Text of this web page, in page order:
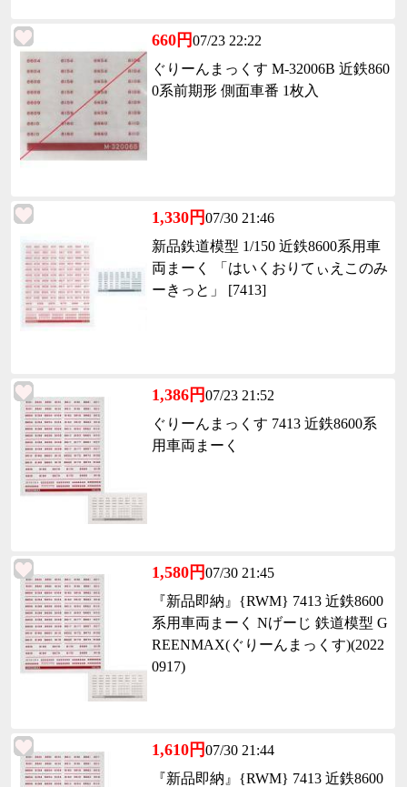
660円07/23 22:22
ぐりーんまっくす M-32006B 近鉄860
0系前期形 側面車番 1枚入
1,330円07/30 21:46
新品鉄道模型 1/150 近鉄8600系用車
両まーく 「はいくおりてぃえこのみ
ーきっと」 [7413]
1,386円07/23 21:52
ぐりーんまっくす 7413 近鉄8600系
用車両まーく
1,580円07/30 21:45
『新品即納』{RWM} 7413 近鉄8600
系用車両まーく Nげーじ 鉄道模型 G
REENMAX(ぐりーんまっくす)(2022
0917)
1,610円07/30 21:44
『新品即納』{RWM} 7413 近鉄8600